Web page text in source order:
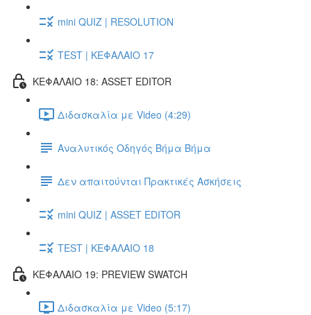
mini QUIZ | RESOLUTION
TEST | ΚΕΦΑΛΑΙΟ 17
ΚΕΦΑΛΑΙΟ 18: ASSET EDITOR
Διδασκαλία με Video (4:29)
Αναλυτικός Οδηγός Βήμα Βήμα
Δεν απαιτούνται Πρακτικές Ασκήσεις
mini QUIZ | ASSET EDITOR
TEST | ΚΕΦΑΛΑΙΟ 18
ΚΕΦΑΛΑΙΟ 19: PREVIEW SWATCH
Διδασκαλία με Video (5:17)